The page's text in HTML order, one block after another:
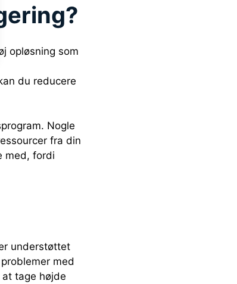
opløsning som
du reducere
Nogle
fra din
med, fordi
understøttet
med
tage højde